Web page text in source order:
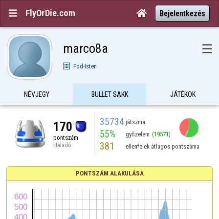
 FlyOrDie.com  Bejelentkezés
marco8a ☰
Fod-Isten
NÉVJEGY BULLET SAKK JÁTÉKOK
170
pontszám
Haladó
35734 játszma
55% győzelem (19571)
381 ellenfelek átlagos pontszáma
PONTSZÁM ALAKULÁSA